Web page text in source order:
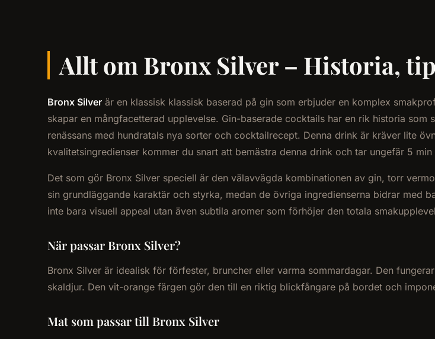
Allt om Bronx Silver – Historia,
Bronx Silver är en klassisk klassisk baserad på gin som erbjuder en komplex
skapar en mångfacetterad upplevelse. Gin-baserade cocktails har en rik historia
renässans med hundratals nya sorter och cocktailrecept. Denna drink är kräver lite
kvalitetsingredienser kommer du snart att bemästra denna drink och tar ungefär 5
Det som gör Bronx Silver speciell är den välavvägda kombinationen av gin, torr
sin grundläggande karaktär och styrka, medan de övriga ingredienserna bidrar med
inte bara visuell appeal utan även subtila aromer som förhöjer den totala
När passar Bronx Silver?
Bronx Silver är idealisk för förfester, bruncher eller varma sommardagar. Den
skaldjur. Den vit-orange färgen gör den till en riktig blickfångare på bordet och
Mat som passar till Bronx Silver